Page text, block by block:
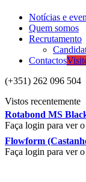
Notícias e
Quem somos
Recrutamento
Contactos
(+351) 262 096 504
Vistos recentemente
Rotabond MS
Faça login para ver
Flowform
Faça login para ver